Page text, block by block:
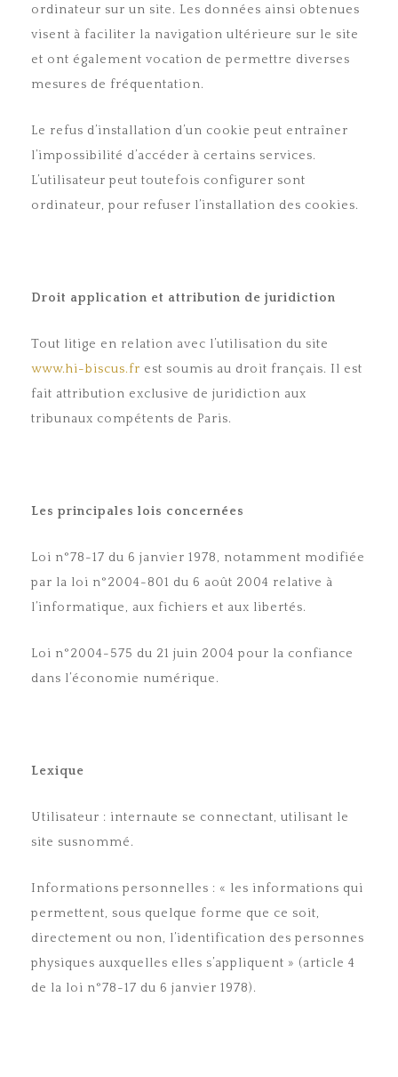
ordinateur sur un site. Les données ainsi obtenues
visent à faciliter la navigation ultérieure sur le site
et ont également vocation de permettre diverses
mesures de fréquentation.
Le refus d’installation d’un cookie peut entraîner
l’impossibilité d’accéder à certains services.
L’utilisateur peut toutefois configurer sont
ordinateur, pour refuser l’installation des cookies.
Droit application et attribution de juridiction
Tout litige en relation avec l’utilisation du site
www.hi-biscus.fr est soumis au droit français. Il est
fait attribution exclusive de juridiction aux
tribunaux compétents de Paris.
Les principales lois concernées
Loi n°78-17 du 6 janvier 1978, notamment modifiée
par la loi n°2004-801 du 6 août 2004 relative à
l’informatique, aux fichiers et aux libertés.
Loi n°2004-575 du 21 juin 2004 pour la confiance
dans l’économie numérique.
Lexique
Utilisateur : internaute se connectant, utilisant le
site susnommé.
Informations personnelles : « les informations qui
permettent, sous quelque forme que ce soit,
directement ou non, l’identification des personnes
physiques auxquelles elles s’appliquent » (article 4
de la loi n°78-17 du 6 janvier 1978).